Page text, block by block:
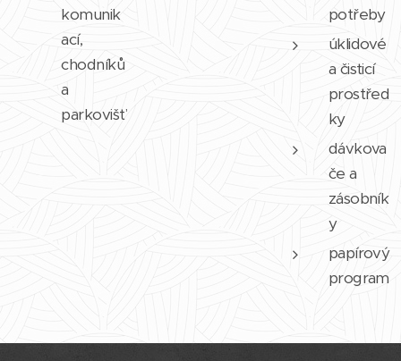
komunik
ací,
chodníků
a
parkovišť
potřeby
úklidové
a čisticí
prostřed
ky
dávkova
če a
zásobník
y
papírový
program